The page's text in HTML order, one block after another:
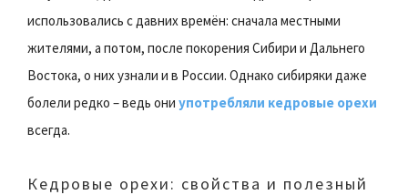
использовались с давних времён: сначала местными
жителями, а потом, после покорения Сибири и Дальнего
Востока, о них узнали и в России. Однако сибиряки даже
болели редко – ведь они употребляли кедровые орехи
всегда.
Кедровые орехи: свойства и полезный